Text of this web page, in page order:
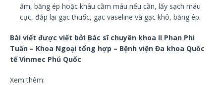
ấm, băng ép hoặc khâu cầm máu nếu cần, lấy sạch máu
cục, đắp lại gạc thuốc, gạc vaseline và gạc khô, băng ép.
Bài viết được viết bởi Bác sĩ chuyên khoa II Phan Phi
Tuấn – Khoa Ngoại tổng hợp – Bệnh viện Đa khoa Quốc
tế Vinmec Phú Quốc
Xem thêm: